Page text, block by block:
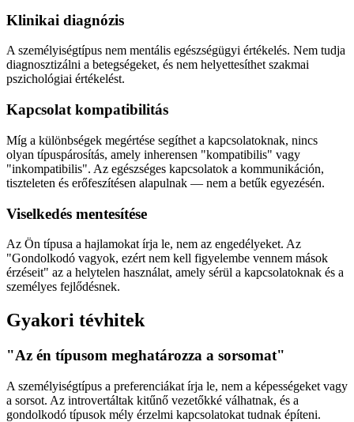
Klinikai diagnózis
A személyiségtípus nem mentális egészségügyi értékelés. Nem tudja
diagnosztizálni a betegségeket, és nem helyettesíthet szakmai
pszichológiai értékelést.
Kapcsolat kompatibilitás
Míg a különbségek megértése segíthet a kapcsolatoknak, nincs
olyan típuspárosítás, amely inherensen "kompatibilis" vagy
"inkompatibilis". Az egészséges kapcsolatok a kommunikáción,
tiszteleten és erőfeszítésen alapulnak — nem a betűk egyezésén.
Viselkedés mentesítése
Az Ön típusa a hajlamokat írja le, nem az engedélyeket. Az
"Gondolkodó vagyok, ezért nem kell figyelembe vennem mások
érzéseit" az a helytelen használat, amely sérül a kapcsolatoknak és a
személyes fejlődésnek.
Gyakori tévhitek
"Az én típusom meghatározza a sorsomat"
A személyiségtípus a preferenciákat írja le, nem a képességeket vagy
a sorsot. Az introvertáltak kitűnő vezetőkké válhatnak, és a
gondolkodó típusok mély érzelmi kapcsolatokat tudnak építeni.